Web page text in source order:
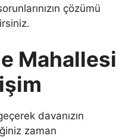
çözümü
Mahallesi
davanızın
zaman